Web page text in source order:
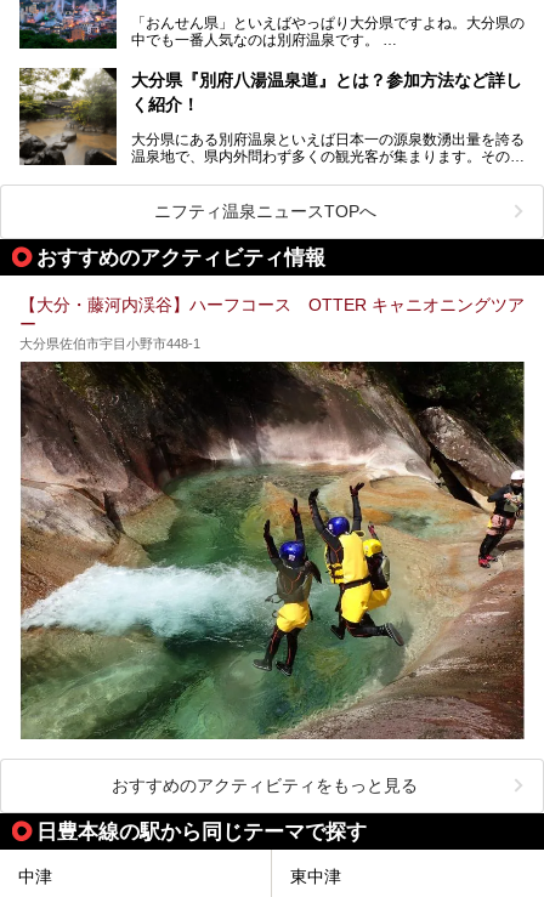
な市営温泉をまとめました。
Let’s go to Hell !
「おんせん県」といえばやっぱり大分県ですよね。大分県の
中でも一番人気なのは別府温泉です。
中いても飽きません。
普通に温泉に浸かる以外にも、別府地獄巡りや砂湯などは有
名ですよね。
別府温泉は共同湯も多く、家庭やマンションにも温泉を引い
ている所もあります。
あるんです。
これを読んで別府温泉巡りの参考になればと思います。
大分県『別府八湯温泉道』とは？参加方法など詳し
く紹介！
大分県にある別府温泉といえば日本一の源泉数湧出量を誇る
温泉地で、県内外問わず多くの観光客が集まります。その別
八湯温泉道とは別府八湯を巡る体験型イベントで、施設を回
って88ヶ所のスタンプを集めて温泉名人の認定を目指すと
いうものです。
別府には朝早くから夜遅くまでやっている地元に根付いた銭
湯や、日帰りのみの大きな施設など様々な形態の温泉があり
人を目指してみてはいかがでしょうか？
ニフティ温泉ニュースTOPへ
おすすめのアクティビティ情報
【大分・藤河内渓谷】ハーフコース OTTER キャニオニングツア
ー
大分県佐伯市宇目小野市448-1
おすすめのアクティビティをもっと見る
日豊本線の駅から同じテーマで探す
中津 東中津